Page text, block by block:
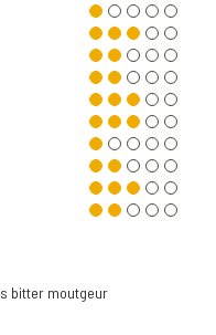
bitter moutgeur